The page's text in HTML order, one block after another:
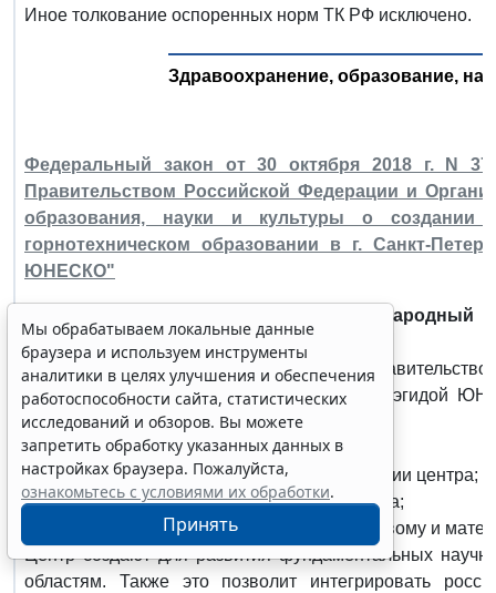
Иное толкование оспоренных норм ТК РФ исключено.
Здравоохранение, образование,
Федеральный закон от 30 октября 2018 г. N
Правительством Российской Федерации и
образования, науки и культуры о создании
горнотехническом образовании в г. Санкт-
ЮНЕСКО"
В Санкт-Петербурге откроют Международный
образовании.
Ратифицировано соглашение между
Петербургского горного университета под эгидой
горнотехническом образовании.
В соглашении определены:
- правовой статус, основные задачи и функции центра;
- порядок руководства деятельностью центра;
- обязательства Правительства по финансовому и
Центр создают для развития фундаментальных
областям. Также это позволит интегрировать
Мы обрабатываем локальные данные
браузера и используем инструменты
аналитики в целях улучшения и обеспечения
работоспособности сайта, статистических
исследований и обзоров. Вы можете
запретить обработку указанных данных в
настройках браузера. Пожалуйста,
ознакомьтесь с условиями их обработки.
Принять